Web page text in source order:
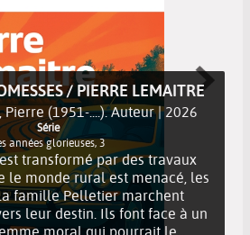
/ PIERRE LEMAITRE
(1951-....). Auteur | 2026
Série
années glorieuses, 3
transformé par des travaux
le monde rural est menacé, les
famille Pelletier marchent
leur destin. Ils font face à un
moral qui pourrait le...